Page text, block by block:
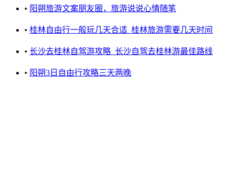
• 阳朔旅游文案朋友圈，旅游说说心情随笔
• 桂林自由行一般玩几天合适_桂林旅游需要几天时间
• 长沙去桂林自驾游攻略_长沙自驾去桂林游最佳路线
• 阳朔3日自由行攻略三天两晚